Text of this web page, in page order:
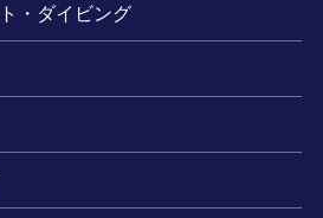
・ダイビング